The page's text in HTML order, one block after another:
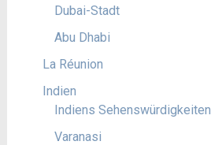
Dubai-Stadt
Abu Dhabi
La Réunion
Indien
Indiens Sehenswürdigkeiten
Varanasi